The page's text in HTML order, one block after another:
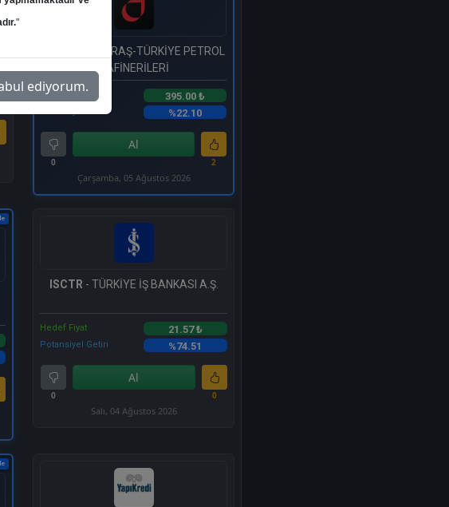
- TÜPRAŞ-TÜRKİYE PETROL
RAFİNERİLERİ
Hedef Fiyat 395.00 ₺
Potansiyel Getiri %22.10
0
Al
2
Çarşamba, 05 Ağustos 2026
ISCTR - TÜRKİYE İŞ BANKASI A.Ş.
Hedef Fiyat 21.57 ₺
Potansiyel Getiri %74.51
0
Al
0
Salı, 04 Ağustos 2026
"
Beyan edilen metni Okudum, Anladım ve Kabul ediyorum.